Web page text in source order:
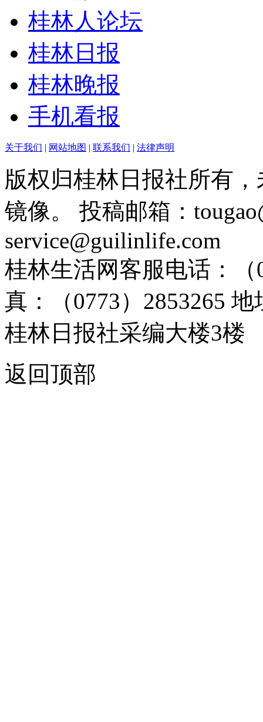
桂林人论坛
桂林日报
桂林晚报
手机看报
关于我们 | 网站地图 | 联系我们 | 法律声明
版权归桂林日报社所有
镜像。 投稿邮箱：
service@guilinlife.com
桂林生活网客服电话：（
真：（0773）2853265
桂林日报社采编大楼3楼
返回顶部